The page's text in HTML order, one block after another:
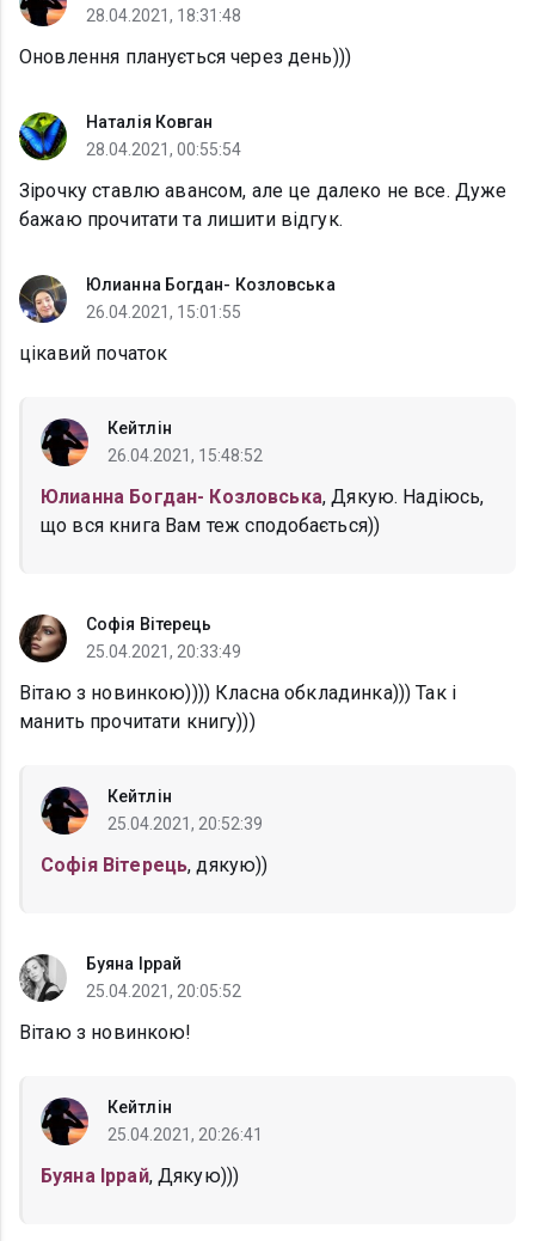
28.04.2021, 18:31:48
Оновлення планується через день)))
Наталія Ковган
28.04.2021, 00:55:54
Зірочку ставлю авансом, але це далеко не все. Дуже
бажаю прочитати та лишити відгук.
Юлианна Богдан- Козловська
26.04.2021, 15:01:55
цікавий початок
Кейтлін
26.04.2021, 15:48:52
Юлианна Богдан- Козловська, Дякую. Надіюсь,
що вся книга Вам теж сподобається))
Софія Вітерець
25.04.2021, 20:33:49
Вітаю з новинкою)))) Класна обкладинка))) Так і
манить прочитати книгу)))
Кейтлін
25.04.2021, 20:52:39
Софія Вітерець, дякую))
Буяна Іррай
25.04.2021, 20:05:52
Вітаю з новинкою!
Кейтлін
25.04.2021, 20:26:41
Буяна Іррай, Дякую)))